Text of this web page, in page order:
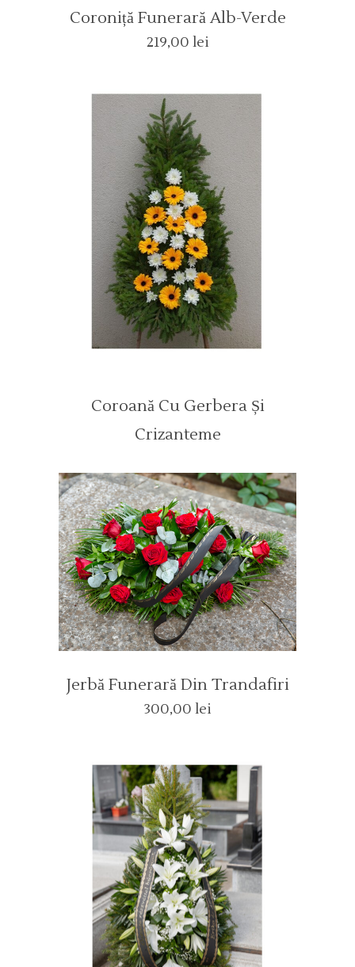
Coroniță Funerară Alb-Verde
219,00 lei
Coroană Cu Gerbera Și
Crizanteme
Jerbă Funerară Din Trandafiri
300,00 lei